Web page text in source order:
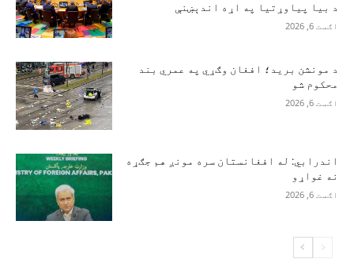
د بیا پیاوړتیا په اړه اندېښنې
اګست 6, 2026
د مونشن برید؛ افغان وګړي په عمري بند
محکوم شو
اګست 6, 2026
اندرابي: له افغانستان سره مونږ هم جګړه
نه غواړو
اګست 6, 2026